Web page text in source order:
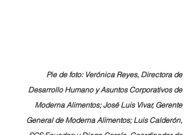
Pie de foto: Verónica Reyes, Directora de
Desarrollo Humano y Asuntos Corporativos de
Moderna Alimentos; José Luis Vivar, Gerente
General de Moderna Alimentos; Luis Calderón,